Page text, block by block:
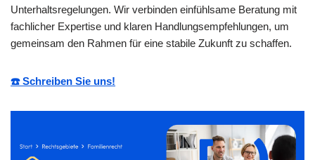
Unterhaltsregelungen. Wir verbinden einfühlsame Beratung mit
fachlicher Expertise und klaren Handlungsempfehlungen, um
gemeinsam den Rahmen für eine stabile Zukunft zu schaffen.
☎️ Schreiben Sie uns!